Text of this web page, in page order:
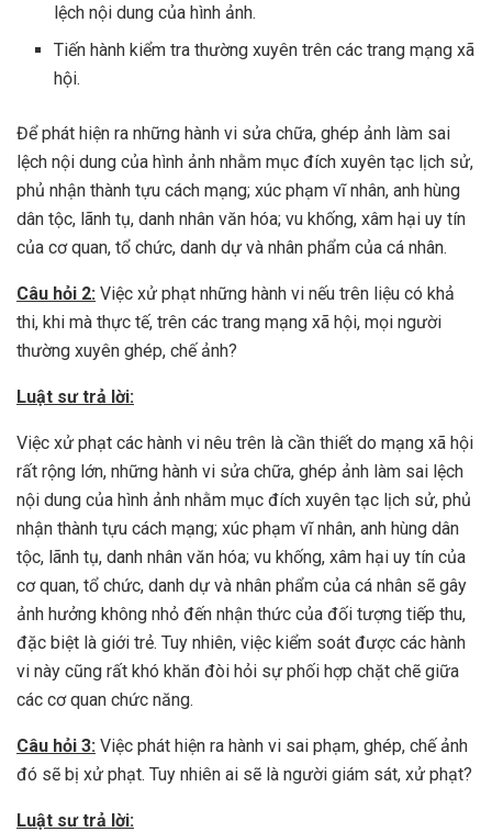
lệch nội dung của hình ảnh.
Tiến hành kiểm tra thường xuyên trên các trang mạng xã
hội.
Để phát hiện ra những hành vi sửa chữa, ghép ảnh làm sai
lệch nội dung của hình ảnh nhằm mục đích xuyên tạc lịch sử,
phủ nhận thành tựu cách mạng; xúc phạm vĩ nhân, anh hùng
dân tộc, lãnh tụ, danh nhân văn hóa; vu khống, xâm hại uy tín
của cơ quan, tổ chức, danh dự và nhân phẩm của cá nhân.
Câu hỏi 2: Việc xử phạt những hành vi nếu trên liệu có khả
thi, khi mà thực tế, trên các trang mạng xã hội, mọi người
thường xuyên ghép, chế ảnh?
Luật sư trả lời:
Việc xử phạt các hành vi nêu trên là cần thiết do mạng xã hội
rất rộng lớn, những hành vi sửa chữa, ghép ảnh làm sai lệch
nội dung của hình ảnh nhằm mục đích xuyên tạc lịch sử, phủ
nhận thành tựu cách mạng; xúc phạm vĩ nhân, anh hùng dân
tộc, lãnh tụ, danh nhân văn hóa; vu khống, xâm hại uy tín của
cơ quan, tổ chức, danh dự và nhân phẩm của cá nhân sẽ gây
ảnh hưởng không nhỏ đến nhận thức của đối tượng tiếp thu,
đặc biệt là giới trẻ. Tuy nhiên, việc kiểm soát được các hành
vi này cũng rất khó khăn đòi hỏi sự phối hợp chặt chẽ giữa
các cơ quan chức năng.
Câu hỏi 3: Việc phát hiện ra hành vi sai phạm, ghép, chế ảnh
đó sẽ bị xử phạt. Tuy nhiên ai sẽ là người giám sát, xử phạt?
Luật sư trả lời: